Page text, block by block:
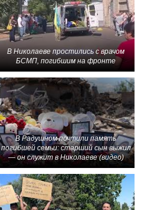
В Николаеве простились с врачом
БСМП, погибшим на фронте
В Радушном почтили память
погибшей семьи: старший сын выжил
— он служит в Николаеве (видео)